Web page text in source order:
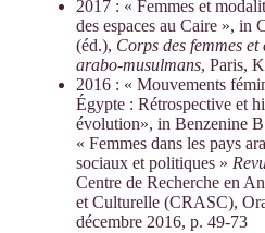
2017 : « Femmes et
des espaces au Caire », in
(éd.), Corps des femmes et
arabo-musulmans, Paris,
2016 : « Mouvements
Égypte : Rétrospective et
évolution», in Benzenine
« Femmes dans les pays
sociaux et politiques »
Centre de Recherche en
et Culturelle (CRASC),
décembre 2016, p. 49-73